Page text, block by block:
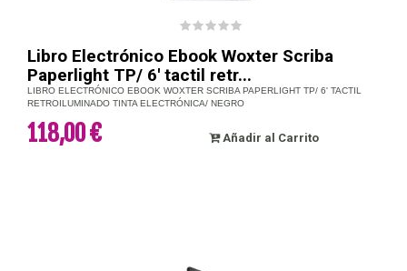
Libro Electrónico Ebook Woxter Scriba
Paperlight TP/ 6' tactil retr...
LIBRO ELECTRÓNICO EBOOK WOXTER SCRIBA PAPERLIGHT TP/ 6' TACTIL
RETROILUMINADO TINTA ELECTRÓNICA/ NEGRO
118,00 € Añadir al Carrito